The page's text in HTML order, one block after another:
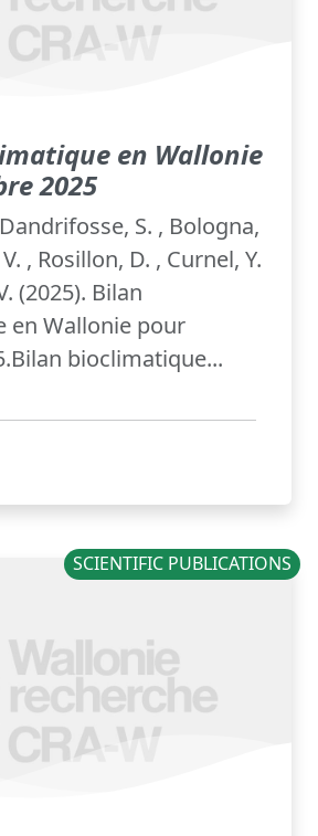
en Wallonie
2025
S. , Bologna,
, Rosillon, D. , Curnel, Y.
(2025). Bilan
en Wallonie pour
bioclimatique...
SCIENTIFIC PUBLICATIONS